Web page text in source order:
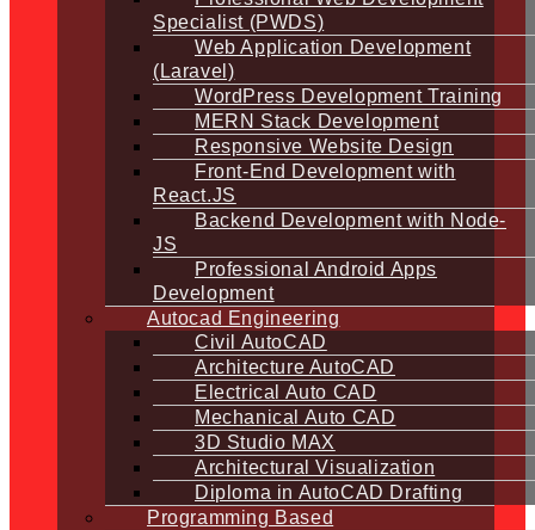
Specialist (PWDS)
Web Application Development
(Laravel)
WordPress Development Training
MERN Stack Development
Responsive Website Design
Front-End Development with
React.JS
Backend Development with Node-
JS
Professional Android Apps
Development
Autocad Engineering
Civil AutoCAD
Architecture AutoCAD
Electrical Auto CAD
Mechanical Auto CAD
3D Studio MAX
Architectural Visualization
Diploma in AutoCAD Drafting
Programming Based